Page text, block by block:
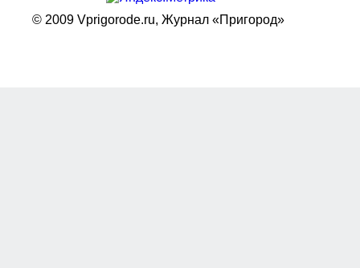
© 2009 Vprigorode.ru, Журнал «Пригород»